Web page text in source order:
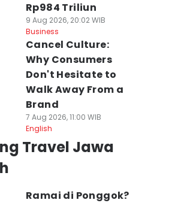
Rp984 Triliun
9 Aug 2026, 20:02 WIB
Business
Cancel Culture:
Why Consumers
Don't Hesitate to
Walk Away From a
Brand
7 Aug 2026, 11:00 WIB
English
Travel Jawa
Ramai di Ponggok?